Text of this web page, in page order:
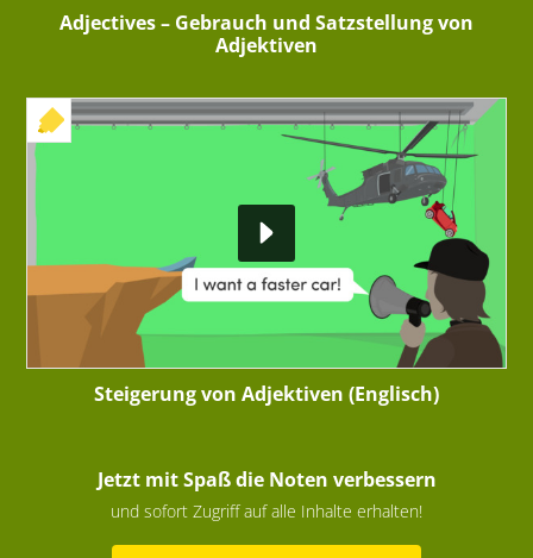
Adjectives – Gebrauch und Satzstellung von
Adjektiven
+ INTERAKTIVE ÜBUNG
Steigerung von Adjektiven (Englisch)
Jetzt mit Spaß die Noten verbessern
und sofort Zugriff auf alle Inhalte erhalten!